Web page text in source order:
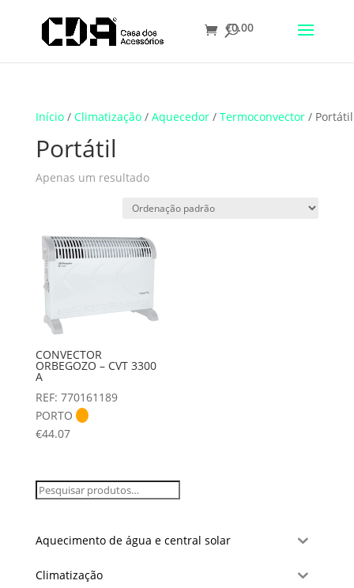
Translate
€0.00
Início/ Climatização/ Aquecedor/ Termoconvector/ Portátil
Portátil
Apenas um resultado
CONVECTOR
ORBEGOZO – CVT 3300
A
REF: 770161189
PORTO
€44.07
Aquecimento de água e central solar
Climatização